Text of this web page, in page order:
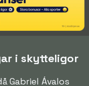
i skytteligor
Gabriel Ávalos